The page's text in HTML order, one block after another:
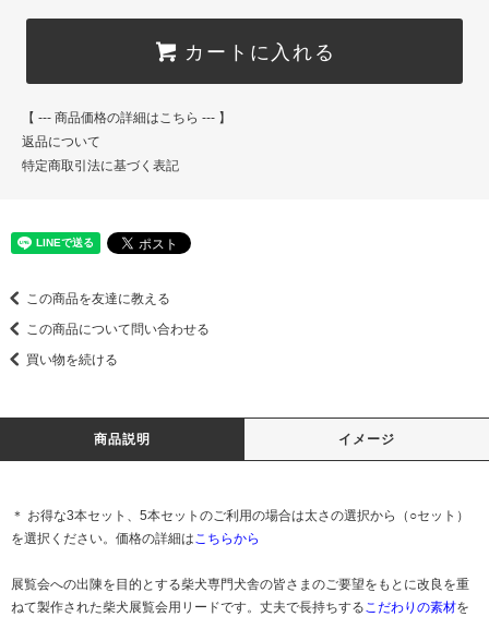
カートに入れる
【 --- 商品価格の詳細はこちら --- 】
返品について
特定商取引法に基づく表記
この商品を友達に教える
この商品について問い合わせる
買い物を続ける
商品説明 イメージ
＊ お得な3本セット、5本セットのご利用の場合は太さの選択から（○セット）
を選択ください。価格の詳細はこちらから
展覧会への出陳を目的とする柴犬専門犬舎の皆さまのご要望をもとに改良を重
ねて製作された柴犬展覧会用リードです。丈夫で長持ちするこだわりの素材を